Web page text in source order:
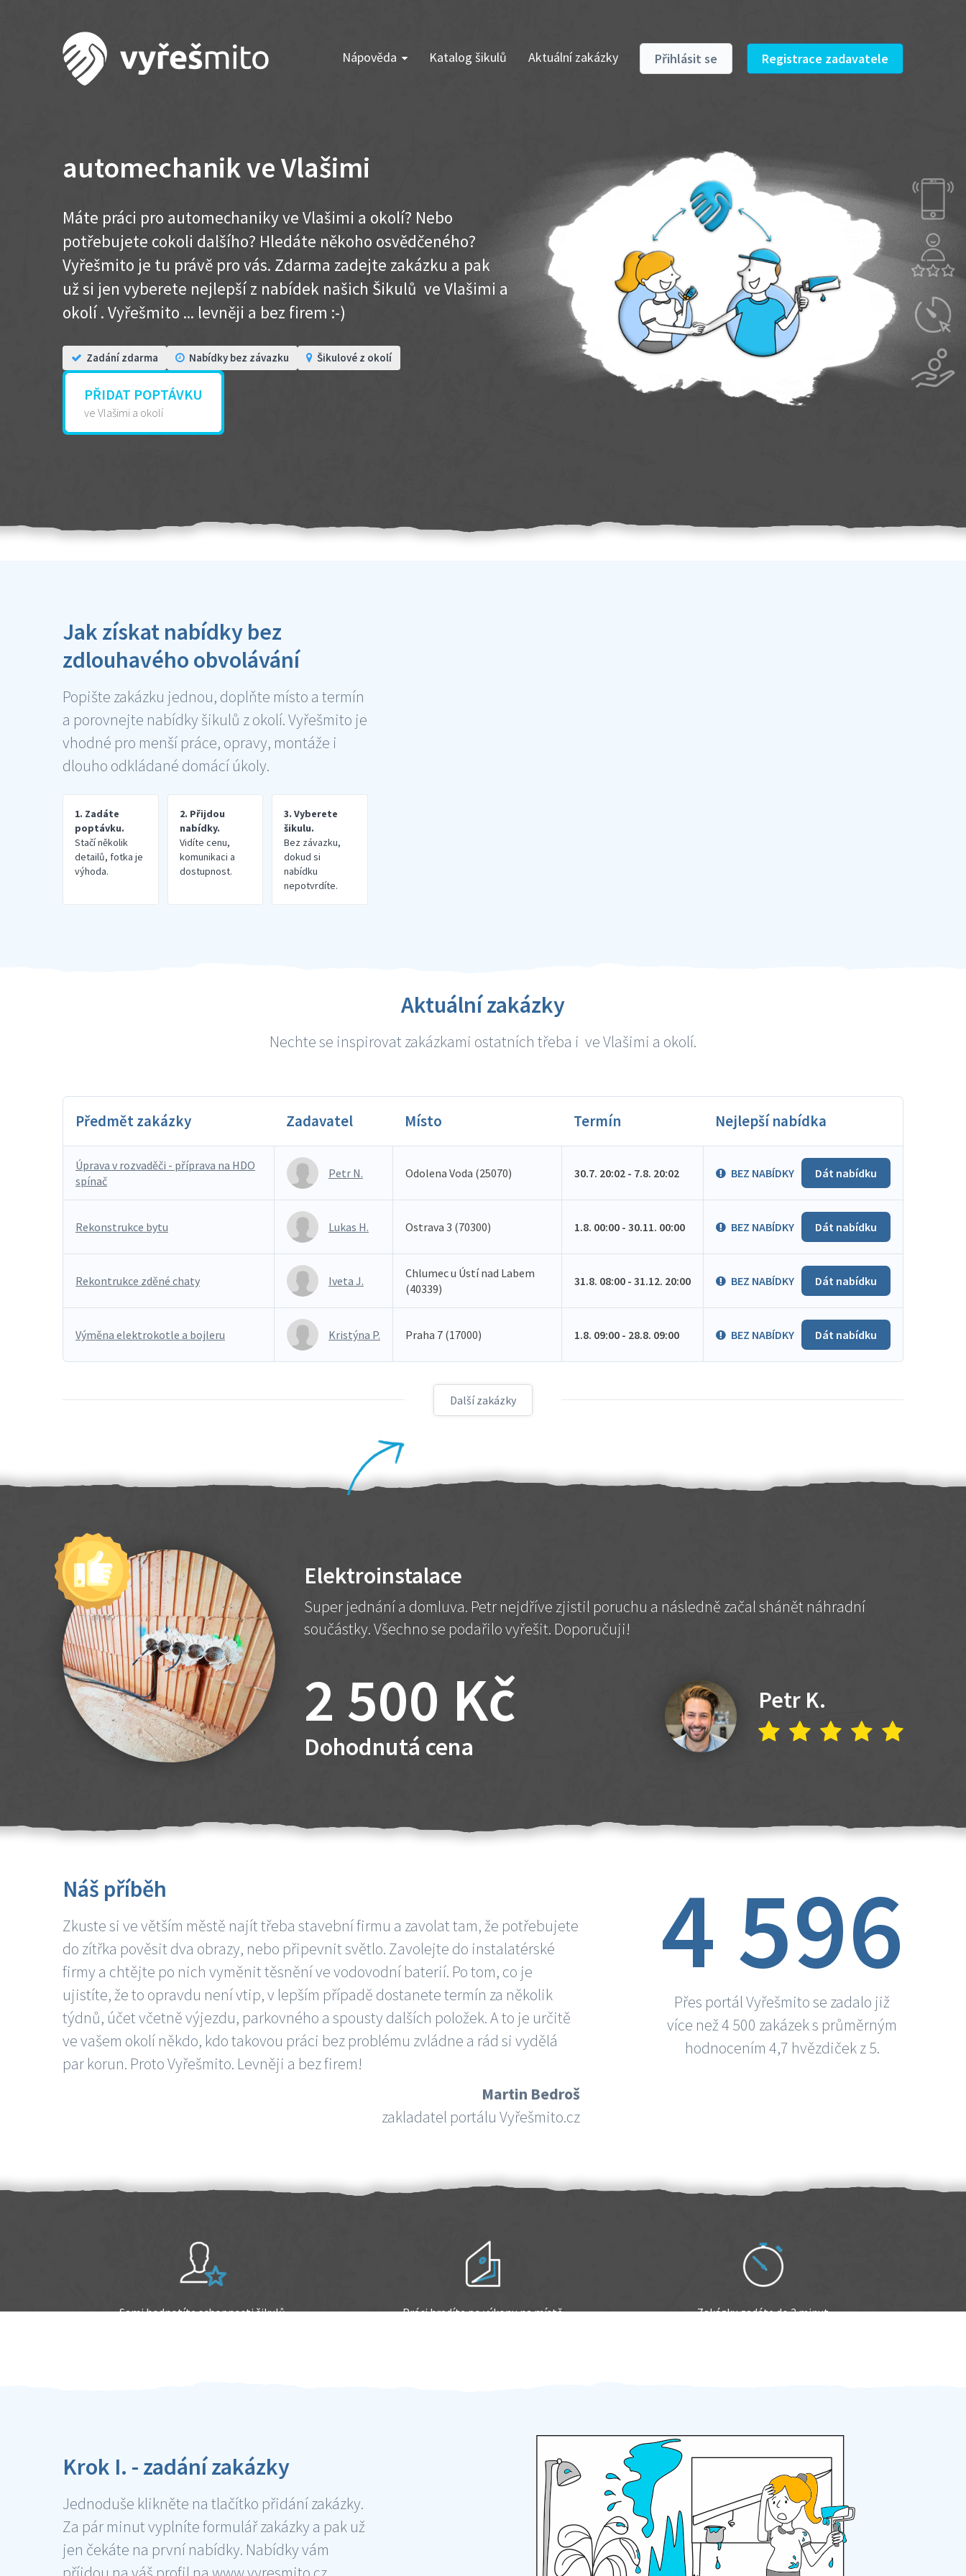
Nápověda Katalog šikulů Aktuální zakázky Přihlásit se Registrace zadavatele
automechanik ve Vlašimi
Máte práci pro automechaniky ve Vlašimi a okolí? Nebo
potřebujete cokoli dalšího? Hledáte někoho osvědčeného?
Vyřešmito je tu právě pro vás. Zdarma zadejte zakázku a pak
už si jen vyberete nejlepší z nabídek našich Šikulů ve Vlašimi a
okolí . Vyřešmito ... levněji a bez firem :-)
Zadání zdarma Nabídky bez závazku Šikulové z okolí
PŘIDAT POPTÁVKU
ve Vlašimi a okolí
Jak získat nabídky bez
zdlouhavého obvolávání
Popište zakázku jednou, doplňte místo a termín
a porovnejte nabídky šikulů z okolí. Vyřešmito je
vhodné pro menší práce, opravy, montáže i
dlouho odkládané domácí úkoly.
1. Zadáte
poptávku.
Stačí několik
detailů, fotka je
výhoda.
2. Přijdou
nabídky.
Vidíte cenu,
komunikaci a
dostupnost.
3. Vyberete
šikulu.
Bez závazku,
dokud si
nabídku
nepotvrdíte.
Aktuální zakázky
Nechte se inspirovat zakázkami ostatních třeba i ve Vlašimi a okolí.
Předmět zakázky Zadavatel Místo Termín Nejlepší nabídka
Úprava v rozvaděči - příprava na HDO
spínač
Petr N. Odolena Voda (25070) 30.7. 20:02 - 7.8. 20:02 BEZ NABÍDKY Dát nabídku
Rekonstrukce bytu Lukas H. Ostrava 3 (70300) 1.8. 00:00 - 30.11. 00:00 BEZ NABÍDKY Dát nabídku
Rekontrukce zděné chaty Iveta J.
Chlumec u Ústí nad Labem
(40339)
31.8. 08:00 - 31.12. 20:00 BEZ NABÍDKY Dát nabídku
Výměna elektrokotle a bojleru Kristýna P. Praha 7 (17000) 1.8. 09:00 - 28.8. 09:00 BEZ NABÍDKY Dát nabídku
Další zakázky
Elektroinstalace
Super jednání a domluva. Petr nejdříve zjistil poruchu a následně začal shánět náhradní
součástky. Všechno se podařilo vyřešit. Doporučuji!
2 500 Kč
Dohodnutá cena
Petr K.
Náš příběh
Zkuste si ve větším městě najít třeba stavební firmu a zavolat tam, že potřebujete
do zítřka pověsit dva obrazy, nebo připevnit světlo. Zavolejte do instalatérské
firmy a chtějte po nich vyměnit těsnění ve vodovodní baterií. Po tom, co je
ujistíte, že to opravdu není vtip, v lepším případě dostanete termín za několik
týdnů, účet včetně výjezdu, parkovného a spousty dalších položek. A to je určitě
ve vašem okolí někdo, kdo takovou práci bez problému zvládne a rád si vydělá
par korun. Proto Vyřešmito. Levněji a bez firem!
Martin Bedroš
zakladatel portálu Vyřešmito.cz
4 596
Přes portál Vyřešmito se zadalo již
více než 4 500 zakázek s průměrným
hodnocením 4,7 hvězdiček z 5.
Sami hodnotíte schopnosti šikulů Práci hradíte po výkonu na místě Zakázku zadáte do 2 minut
Krok I. - zadání zakázky
Jednoduše klikněte na tlačítko přidání zakázky.
Za pár minut vyplníte formulář zakázky a pak už
jen čekáte na první nabídky. Nabídky vám